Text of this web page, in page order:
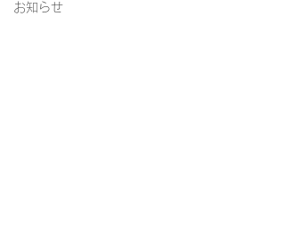
お知らせ